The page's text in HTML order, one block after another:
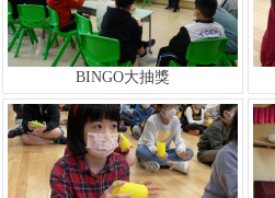
BINGO大抽獎